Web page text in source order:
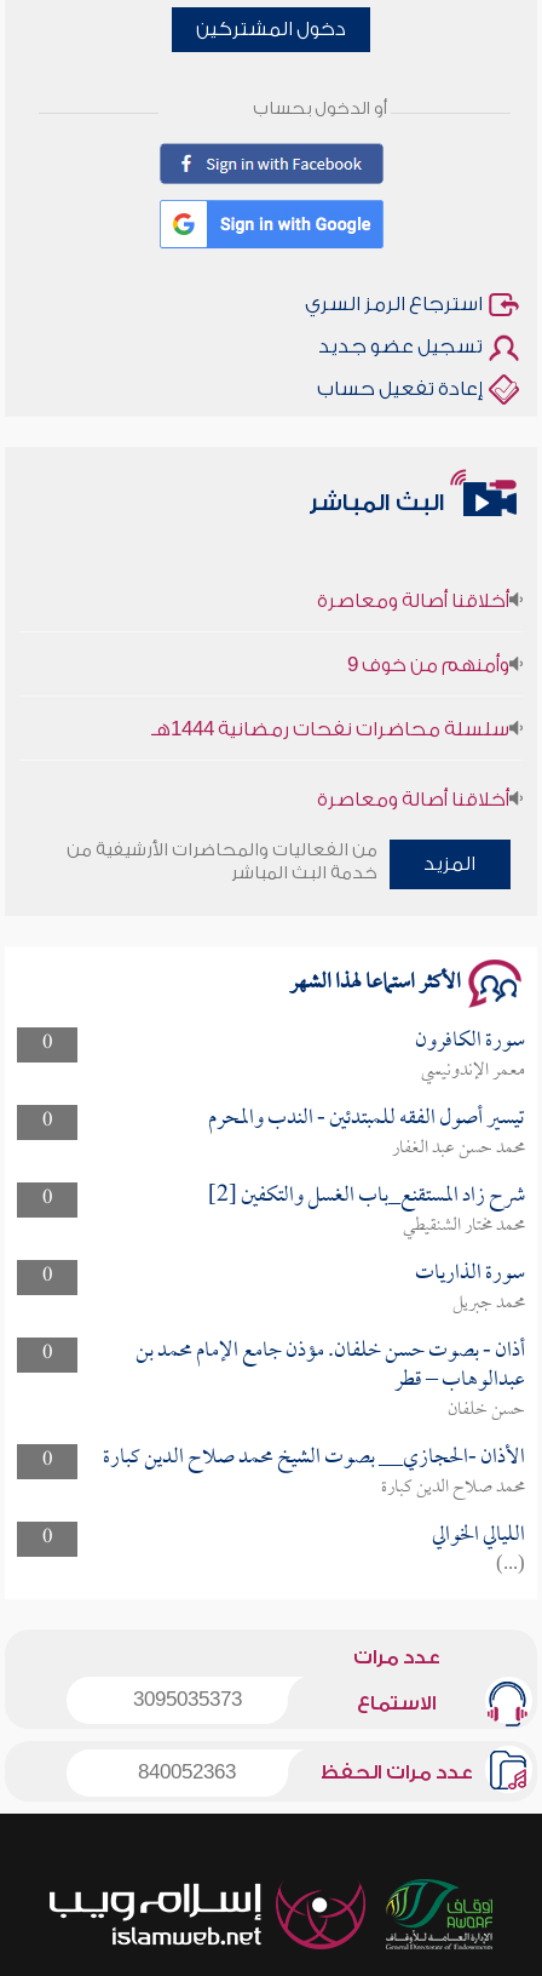
دخول المشتركين
أو الدخول بحساب
استرجاع الرمز السري
تسجيل عضو جديد
إعادة تفعيل حساب
البث المباشر
أخلاقنا أصالة ومعاصرة
وأمنهم من خوف 9
سلسلة محاضرات نفحات رمضانية 1444هـ
أخلاقنا أصالة ومعاصرة
وأمنهم من خوف 9
المزيد
من الفعاليات والمحاضرات الأرشيفية من
خدمة البث المباشر
الأكثر استماعا لهذا الشهر
0 سورة الكافرون
معمر الإندونيسي
0
تيسير أصول الفقه للمبتدئين - الندب والمحرم
محمد حسن عبد الغفار
0
شرح زاد المستقنع_باب الغسل والتكفين [2]
محمد مختار الشنقيطي
0
سورة الذاريات
محمد جبريل
0
أذان - بصوت حسن خلفان. مؤذن جامع الإمام محمد بن
عبدالوهاب – قطر
حسن خلفان
0
الأذان -الحجازي__ بصوت الشيخ محمد صلاح الدين كبارة
محمد صلاح الدين كبارة
0
الليالي الخوالي
(...)
عدد مرات
الاستماع 3095035373
عدد مرات الحفظ 840052363